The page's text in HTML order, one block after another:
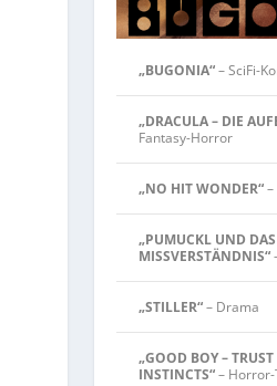
„BUGONIA“– SciFi-
„DRACULA – DIE
Fantasy-Horror
„NO HIT WONDER“
„PUMUCKL UND DAS
MISSVERSTÄNDNIS“
„STILLER“– Drama
„GOOD BOY – TRUST
INSTINCTS“–